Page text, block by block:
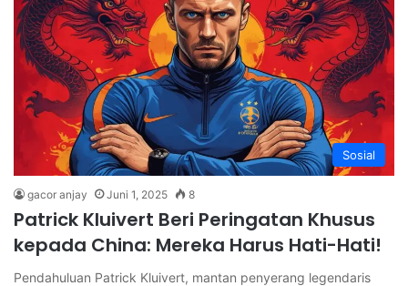
Sosial
gacor anjay Juni 1, 2025 8
Patrick Kluivert Beri Peringatan Khusus
kepada China: Mereka Harus Hati-Hati!
Pendahuluan Patrick Kluivert, mantan penyerang legendaris